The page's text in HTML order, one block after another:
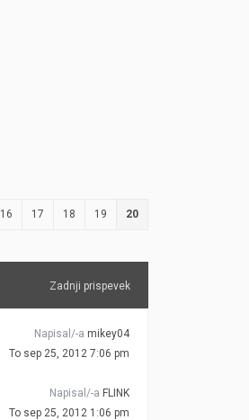
16 17 18 19 20
Zadnji prispevek
Napisal/-a mikey04
To sep 25, 2012 7:06 pm
Napisal/-a FLINK
To sep 25, 2012 1:06 pm